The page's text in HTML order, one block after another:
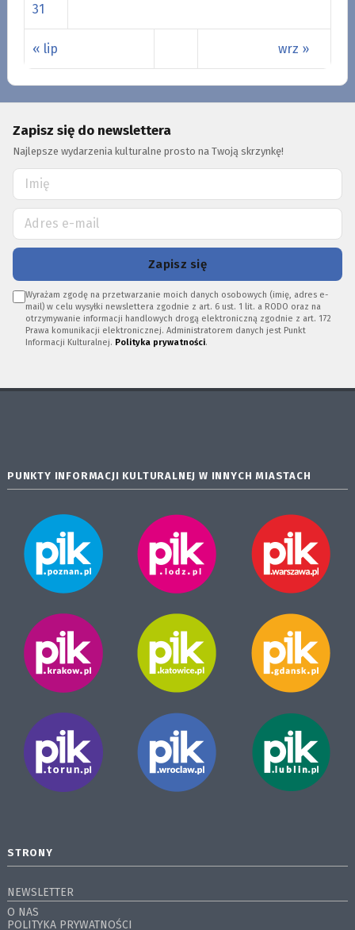
« lip wrz »
31
Zapisz się do newslettera
Najlepsze wydarzenia kulturalne prosto na Twoją skrzynkę!
Zapisz się
Wyrażam zgodę na przetwarzanie moich danych osobowych (imię, adres e-
mail) w celu wysyłki newslettera zgodnie z art. 6 ust. 1 lit. a RODO oraz na
otrzymywanie informacji handlowych drogą elektroniczną zgodnie z art. 172
Prawa komunikacji elektronicznej. Administratorem danych jest Punkt
Informacji Kulturalnej. Polityka prywatności.
PUNKTY INFORMACJI KULTURALNEJ W INNYCH MIASTACH
STRONY
NEWSLETTER
O NAS
POLITYKA PRYWATNOŚCI